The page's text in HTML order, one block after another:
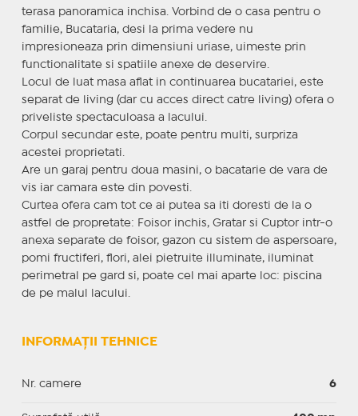
terasa panoramica inchisa. Vorbind de o casa pentru o
familie, Bucataria, desi la prima vedere nu
impresioneaza prin dimensiuni uriase, uimeste prin
functionalitate si spatiile anexe de deservire.
Locul de luat masa aflat in continuarea bucatariei, este
separat de living (dar cu acces direct catre living) ofera o
priveliste spectaculoasa a lacului.
Corpul secundar este, poate pentru multi, surpriza
acestei proprietati.
Are un garaj pentru doua masini, o bacatarie de vara de
vis iar camara este din povesti.
Curtea ofera cam tot ce ai putea sa iti doresti de la o
astfel de propretate: Foisor inchis, Gratar si Cuptor intr-o
anexa separate de foisor, gazon cu sistem de aspersoare,
pomi fructiferi, flori, alei pietruite illuminate, iluminat
perimetral pe gard si, poate cel mai aparte loc: piscina
de pe malul lacului.
INFORMAȚII TEHNICE
Nr. camere 6